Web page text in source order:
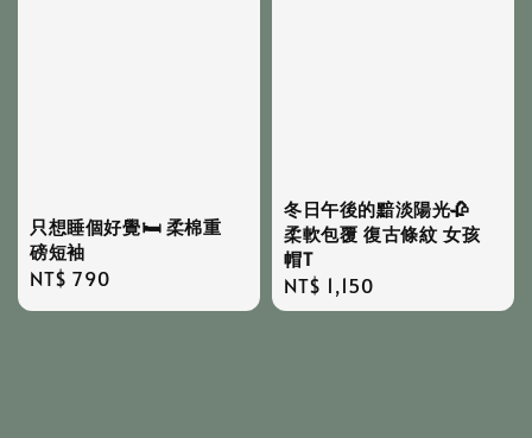
只想睡個好覺🛏️ 柔棉重
磅短袖
Regular
price
NT$ 790
冬日午後的黯淡陽光🥀
柔軟包覆 復古條紋 女孩
帽T
Regular
price
NT$ 1,150